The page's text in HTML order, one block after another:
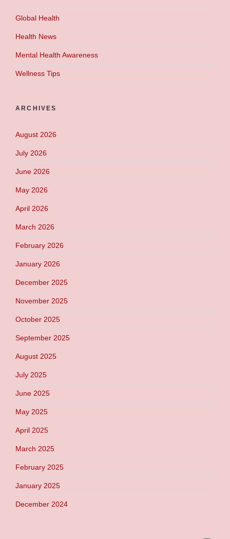
Global Health
Health News
Mental Health Awareness
Wellness Tips
ARCHIVES
August 2026
July 2026
June 2026
May 2026
April 2026
March 2026
February 2026
January 2026
December 2025
November 2025
October 2025
September 2025
August 2025
July 2025
June 2025
May 2025
April 2025
March 2025
February 2025
January 2025
December 2024